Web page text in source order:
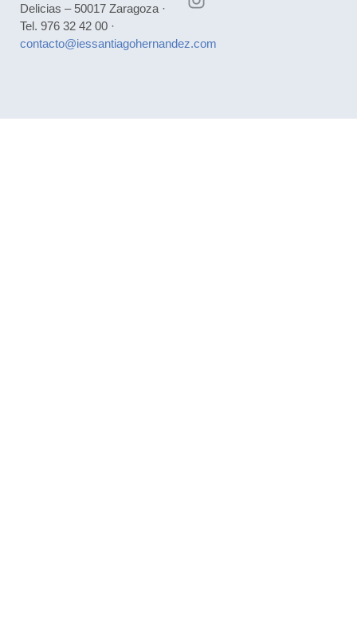
Delicias – 50017 Zaragoza ·
Tel. 976 32 42 00 ·
contacto@iessantiagohernandez.com